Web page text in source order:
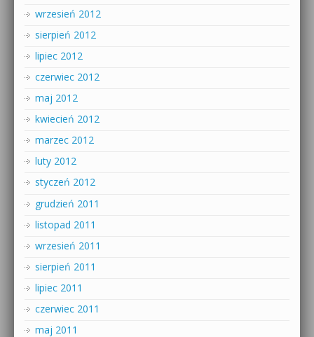
wrzesień 2012
sierpień 2012
lipiec 2012
czerwiec 2012
maj 2012
kwiecień 2012
marzec 2012
luty 2012
styczeń 2012
grudzień 2011
listopad 2011
wrzesień 2011
sierpień 2011
lipiec 2011
czerwiec 2011
maj 2011